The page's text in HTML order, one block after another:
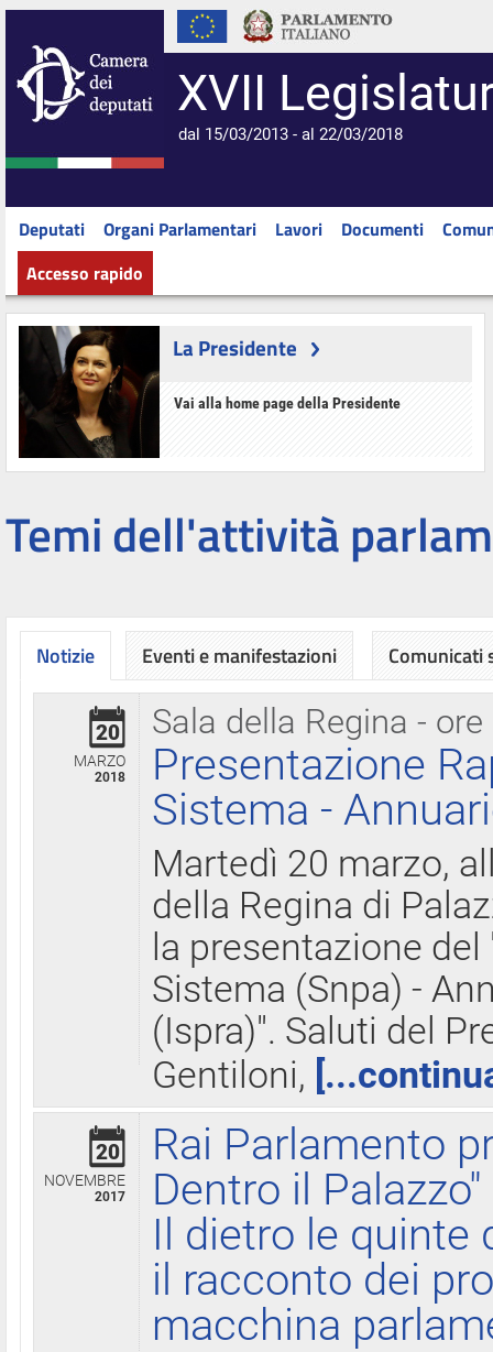
XVII
dal 15/03/2013 - al 22/03/2018
Deputati Organi Parlamentari Lavori Documenti
Accesso rapido
La Presidente
Vai alla home page della Presidente
Temi dell'attività
Notizie
Sala della Regina - ore
20
MARZO
2018
Presentazione
Sistema -
Martedì 20 marzo,
della Regina di
la presentazione
Sistema (Snpa) -
(Ispra)". Saluti del
Gentiloni,
20
NOVEMBRE
2017
Rai Parlamento
Dentro il Palazzo"
Il dietro le quinte
il racconto dei
macchina
Eventi e manifestazioni Comunicati